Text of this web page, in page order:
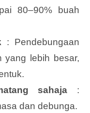
80–90% buah
: Pendebungaan
yang lebih besar,
sahaja :
dan debunga.